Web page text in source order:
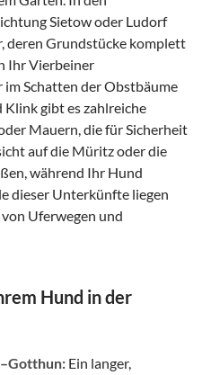
Sietow oder Ludorf
deren Grundstücke komplett
Ihr Vierbeiner
Schatten der Obstbäume
Klink gibt es zahlreiche
Mauern, die für Sicherheit
auf die Müritz oder die
während Ihr Hund
dieser Unterkünfte liegen
Uferwegen und
Hund in der
Ein langer,